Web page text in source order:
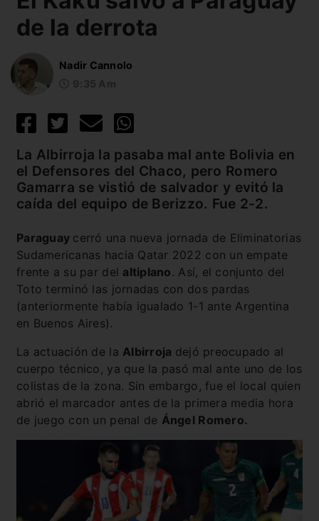
de la derrota
Nadir Cannolo
La Albirroja la pasaba mal ante Bolivia en
el Defensores del Chaco, pero Romero
Gamarra se vistió de salvador y evitó la
caída del equipo de Berizzo. Fue 2-2.
Paraguay cerró una nueva jornada de Eliminatorias
Sudamericanas hacia Qatar 2022 con un empate
frente a su par del altiplano. Así, el conjunto del
Toto terminó las jornadas con dos pardas
(anteriormente había igualado 1-1 ante Argentina
en Buenos Aires).
La actuación de la Albirroja dejó preocupado al
cuerpo técnico, ya que la pasó mal ante uno de los
colistas de la zona. Sin embargo, fue el local quien
abrió el marcador antes de la primera media hora
de juego con un penal de Ángel Romero.